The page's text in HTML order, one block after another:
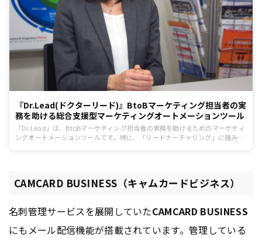
『Dr.Lead(ドクターリード)』BtoBマーケティング担当者の実
務を助ける総合支援型マーケティングオートメーションツール
「Dr.Lead」は、BtoBマーケティング担当者の実務を助けるためのマーケティ
ングオートメーションツールです。特に、「リードナーチャリング」に強みを
CAMCARD BUSINESS（キャムカードビジネス）
名刺管理サービスを展開していたCAMCARD BUSINESS
にもメール配信機能が搭載されています。管理している